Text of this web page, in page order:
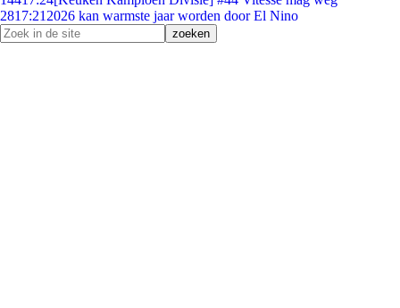
2817:21 2026 kan warmste jaar worden door El Nino